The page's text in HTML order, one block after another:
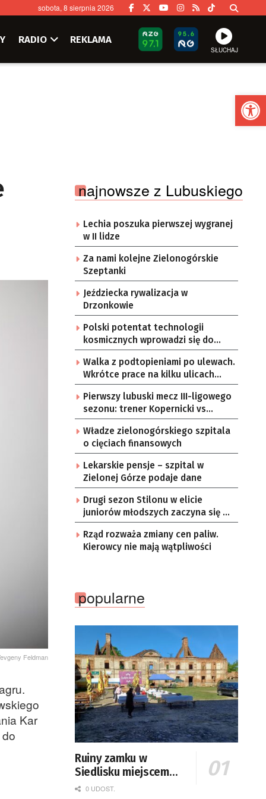
sobota, 8 sierpnia 2026
RADIO REKLAMA
SŁUCHAJ
Feldman
Kar
najnowsze z Lubuskiego
Lechia poszuka pierwszej wygranej
w II lidze
Za nami kolejne Zielonogórskie
Szeptanki
Jeździecka rywalizacja w
Drzonkowie
Polski potentat technologii
kosmicznych wprowadzi się do
Zielonej Góry
Walka z podtopieniami po ulewach.
Wkrótce prace na kilku ulicach
Gorzowa
Pierwszy lubuski mecz III-ligowego
sezonu: trener Kopernicki vs
starzy znajomi
Władze zielonogórskiego szpitala
o cięciach finansowych
Lekarskie pensje – szpital w
Zielonej Górze podaje dane
Drugi sezon Stilonu w elicie
juniorów młodszych zaczyna się w
sobotę
Rząd rozważa zmiany cen paliw.
Kierowcy nie mają wątpliwości
popularne
Ruiny zamku w
Siedlisku miejscem
święta plonów
0 UDOST.